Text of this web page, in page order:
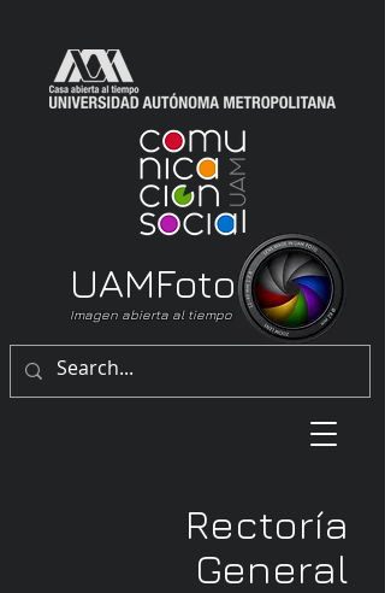
Imagen abierta al tiempo
UAMFoto
Rectoría
General